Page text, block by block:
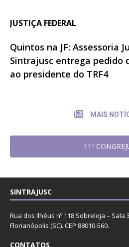
JUSTIÇA FEDERAL
Quintos na JF: Assessoria
Sintrajusc entrega pedido
ao presidente do TRF4
MAIS
11º
SINTRAJUSC
Rua dos Ilhéus nº 118 Sobreloja – Sala
Florianópolis (SC). CEP 88010-560.
CONTATOS